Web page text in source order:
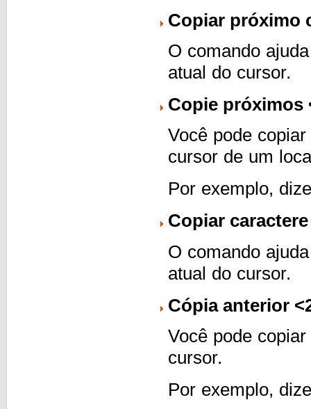
Copiar próximo
O comando
atual do cursor.
Copie próximos
Você pode
cursor de um
Por exemplo,
Copiar
O comando
atual do cursor.
Cópia anterior
Você pode
cursor.
Por exemplo,